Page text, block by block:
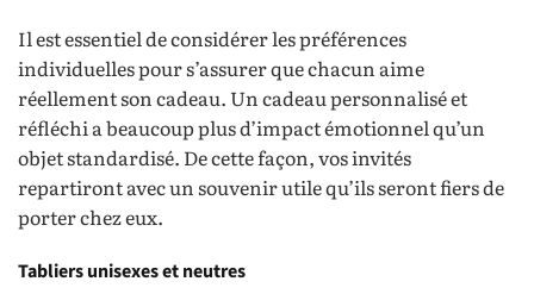
Il est essentiel de considérer les préférences
individuelles pour s’assurer que chacun aime
réellement son cadeau. Un cadeau personnalisé et
réfléchi a beaucoup plus d’impact émotionnel qu’un
objet standardisé. De cette façon, vos invités
repartiront avec un souvenir utile qu’ils seront fiers de
porter chez eux.
Tabliers unisexes et neutres